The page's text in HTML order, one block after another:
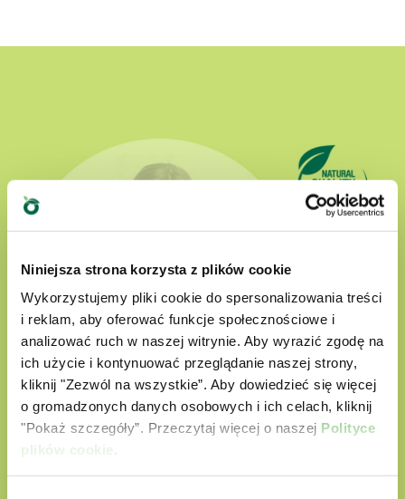
Niniejsza strona korzysta z plików cookie
Wykorzystujemy pliki cookie do spersonalizowania treści
i reklam, aby oferować funkcje społecznościowe i
analizować ruch w naszej witrynie. Aby wyrazić zgodę na
ich użycie i kontynuować przeglądanie naszej strony,
kliknij "Zezwól na wszystkie”. Aby dowiedzieć się więcej
o gromadzonych danych osobowych i ich celach, kliknij
"Pokaż szczegóły”. Przeczytaj więcej o naszej Polityce
plików cookie .
Natural Quality Love